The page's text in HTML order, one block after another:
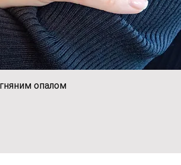
Швидкий перегляд
опалом